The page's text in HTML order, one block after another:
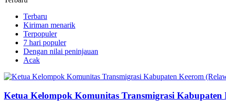
Terbaru
Kiriman menarik
Terpopuler
7 hari populer
Dengan nilai peninjauan
Acak
Ketua Kelompok Komunitas Transmigrasi